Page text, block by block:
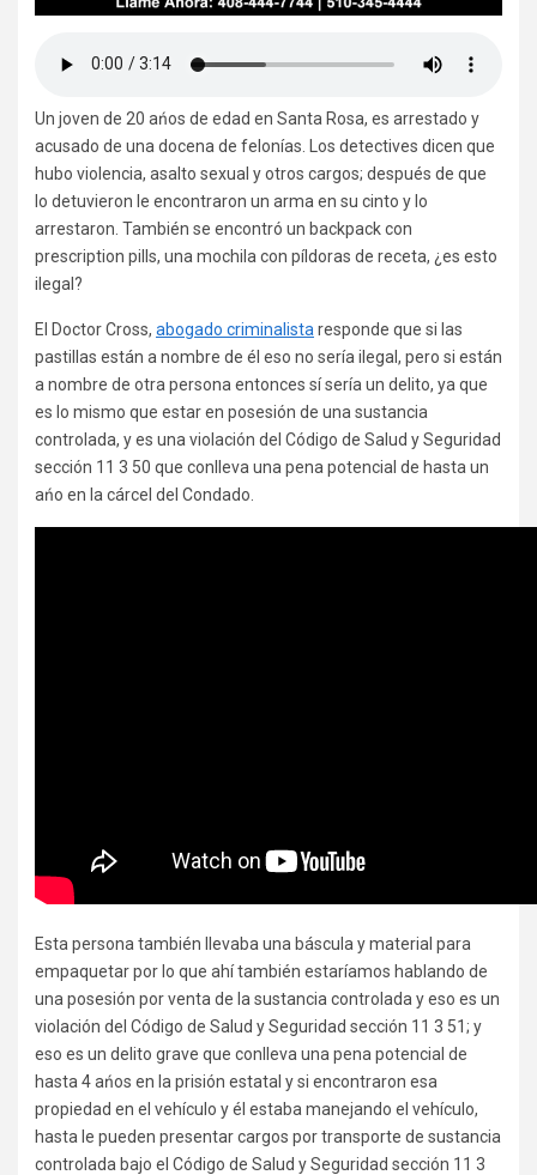
Un joven de 20 ańos de edad en Santa Rosa, es arrestado y
acusado de una docena de felonías. Los detectives dicen que
hubo violencia, asalto sexual y otros cargos; después de que
lo detuvieron le encontraron un arma en su cinto y lo
arrestaron. También se encontró un backpack con
prescription pills, una mochila con píldoras de receta, ¿es esto
ilegal?
El Doctor Cross, abogado criminalista responde que si las
pastillas están a nombre de él eso no sería ilegal, pero si están
a nombre de otra persona entonces sí sería un delito, ya que
es lo mismo que estar en posesión de una sustancia
controlada, y es una violación del Código de Salud y Seguridad
sección 11 3 50 que conlleva una pena potencial de hasta un
ańo en la cárcel del Condado.
Esta persona también llevaba una báscula y material para
empaquetar por lo que ahí también estaríamos hablando de
una posesión por venta de la sustancia controlada y eso es un
violación del Código de Salud y Seguridad sección 11 3 51; y
eso es un delito grave que conlleva una pena potencial de
hasta 4 ańos en la prisión estatal y si encontraron esa
propiedad en el vehículo y él estaba manejando el vehículo,
hasta le pueden presentar cargos por transporte de sustancia
controlada bajo el Código de Salud y Seguridad sección 11 3